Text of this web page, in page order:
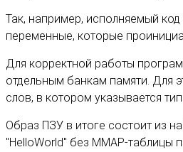
Так, например, исполняемый
переменные, которые
Для корректной работы
отдельным банкам памяти. Для
слов, в котором указывается
Образ ПЗУ в итоге состоит из
"HelloWorld" без MMAP-таблицы